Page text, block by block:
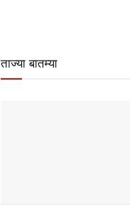
ताज्या बातम्या